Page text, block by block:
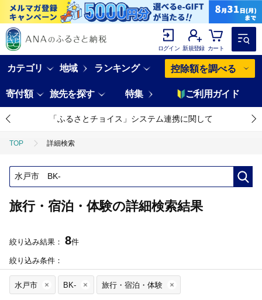
ログイン 新規登録 カート
カテゴリ 地域 ランキング 控除額を調べる
寄付額 旅先を探す 特集 ご利用ガイド
「ふるさとチョイス」システム連携に関して
TOP 詳細検索
旅行・宿泊・体験の詳細検索結果
絞り込み結果： 8件
絞り込み条件：
水戸市 BK- 旅行・宿泊・体験